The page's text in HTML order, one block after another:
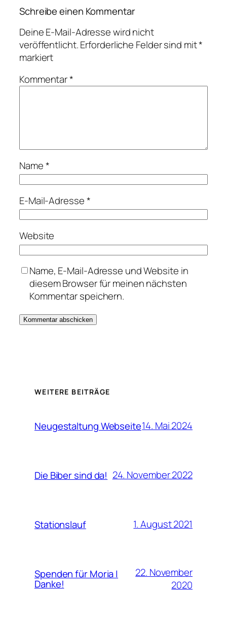
Schreibe einen Kommentar
Deine E-Mail-Adresse wird nicht
veröffentlicht.Erforderliche Felder sind mit*
markiert
Kommentar*
Name*
E-Mail-Adresse*
Website
Name, E-Mail-Adresse und Website in
diesem Browser für meinen nächsten
Kommentar speichern.
WEITERE BEITRÄGE
Neugestaltung Webseite14. Mai 2024
Die Biber sind da! 24. November 2022
Stationslauf 1. August 2021
Spenden für Moria |
Danke!
22. November
2020